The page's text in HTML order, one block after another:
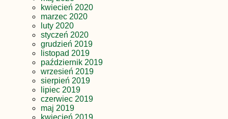
kwiecień 2020
marzec 2020
luty 2020
styczeń 2020
grudzień 2019
listopad 2019
październik 2019
wrzesień 2019
sierpień 2019
lipiec 2019
czerwiec 2019
maj 2019